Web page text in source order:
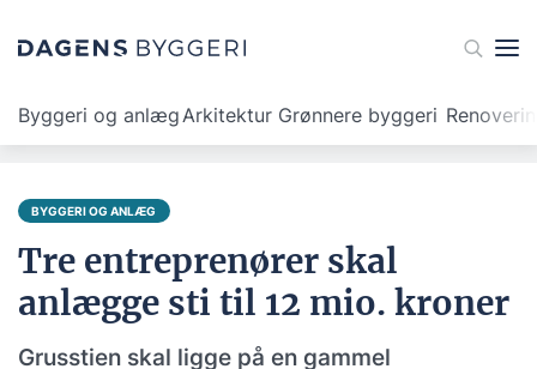
Byggeri og anlægArkitektur Grønnere byggeri
BYGGERI OG ANLÆG
Tre entreprenører skal
anlægge sti til 12 mio. kroner
Grusstien skal ligge på en gammel